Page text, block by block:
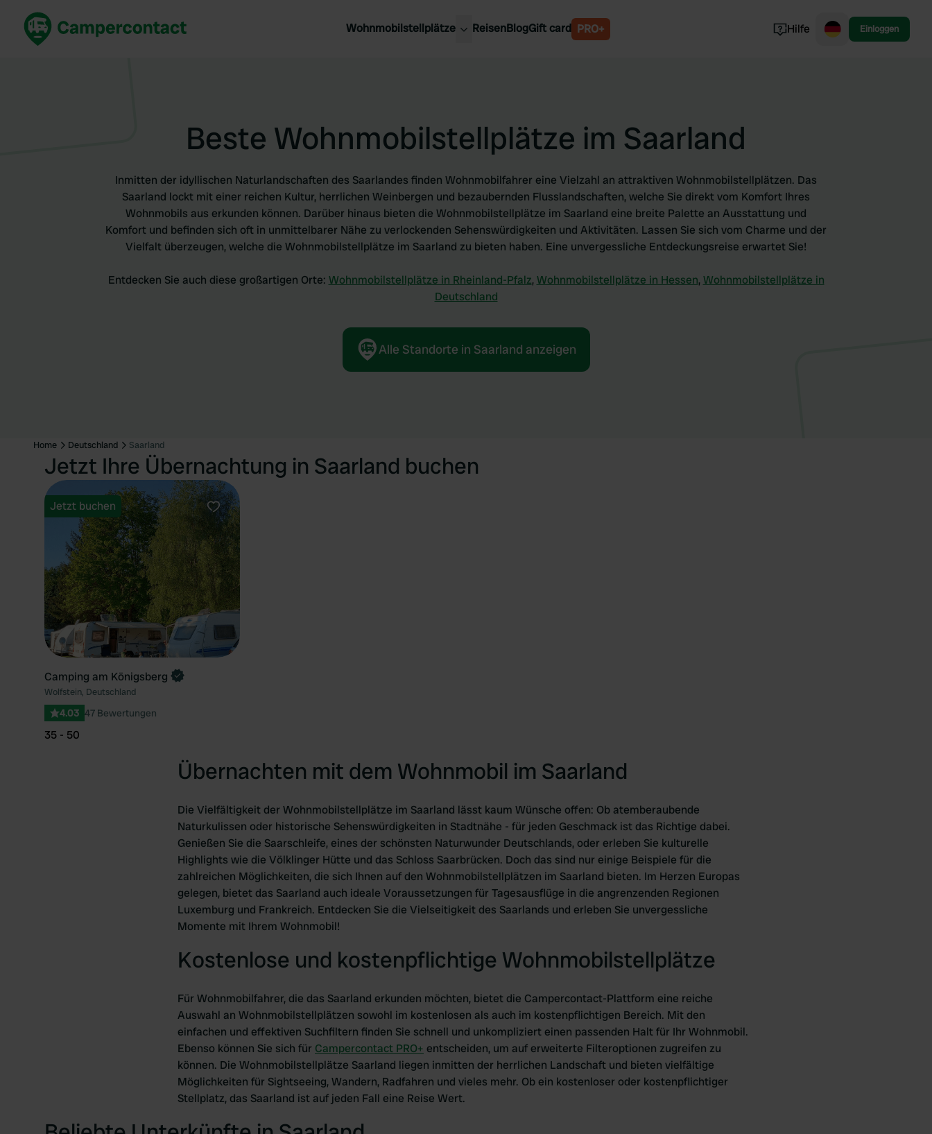
Wohnmobilstellplätze
Sicher buchen
Alle ansehen...
Frankreich
Italien
Spanien
Schweden
ReisenBlogGift card PRO+ Hilfe Einloggen
Beste Wohnmobilstellplätze im Saarland
Inmitten der idyllischen Naturlandschaften des Saarlandes finden Wohnmobilfahrer eine Vielzahl an attraktiven Wohnmobilstellplätzen. Das
Saarland lockt mit einer reichen Kultur, herrlichen Weinbergen und bezaubernden Flusslandschaften, welche Sie direkt vom Komfort Ihres
Wohnmobils aus erkunden können. Darüber hinaus bieten die Wohnmobilstellplätze im Saarland eine breite Palette an Ausstattung und
Komfort und befinden sich oft in unmittelbarer Nähe zu verlockenden Sehenswürdigkeiten und Aktivitäten. Lassen Sie sich vom Charme und der
Vielfalt überzeugen, welche die Wohnmobilstellplätze im Saarland zu bieten haben. Eine unvergessliche Entdeckungsreise erwartet Sie!
Entdecken Sie auch diese großartigen Orte: Wohnmobilstellplätze in Rheinland-Pfalz, Wohnmobilstellplätze in Hessen, Wohnmobilstellplätze in
Deutschland
Alle Standorte in Saarland anzeigen
Home Deutschland Saarland
Jetzt Ihre Übernachtung in Saarland buchen
Favorit
Jetzt buchen
Camping am Königsberg
Wolfstein, Deutschland
4.03 47 Bewertungen
35 - 50
Übernachten mit dem Wohnmobil im Saarland
Die Vielfältigkeit der Wohnmobilstellplätze im Saarland lässt kaum Wünsche offen: Ob atemberaubende
Naturkulissen oder historische Sehenswürdigkeiten in Stadtnähe - für jeden Geschmack ist das Richtige dabei.
Genießen Sie die Saarschleife, eines der schönsten Naturwunder Deutschlands, oder erleben Sie kulturelle
Highlights wie die Völklinger Hütte und das Schloss Saarbrücken. Doch das sind nur einige Beispiele für die
zahlreichen Möglichkeiten, die sich Ihnen auf den Wohnmobilstellplätzen im Saarland bieten. Im Herzen Europas
gelegen, bietet das Saarland auch ideale Voraussetzungen für Tagesausflüge in die angrenzenden Regionen
Luxemburg und Frankreich. Entdecken Sie die Vielseitigkeit des Saarlands und erleben Sie unvergessliche
Momente mit Ihrem Wohnmobil!
Kostenlose und kostenpflichtige Wohnmobilstellplätze
Für Wohnmobilfahrer, die das Saarland erkunden möchten, bietet die Campercontact-Plattform eine reiche
Auswahl an Wohnmobilstellplätzen sowohl im kostenlosen als auch im kostenpflichtigen Bereich. Mit den
einfachen und effektiven Suchfiltern finden Sie schnell und unkompliziert einen passenden Halt für Ihr Wohnmobil.
Ebenso können Sie sich für Campercontact PRO+ entscheiden, um auf erweiterte Filteroptionen zugreifen zu
können. Die Wohnmobilstellplätze Saarland liegen inmitten der herrlichen Landschaft und bieten vielfältige
Möglichkeiten für Sightseeing, Wandern, Radfahren und vieles mehr. Ob ein kostenloser oder kostenpflichtiger
Stellplatz, das Saarland ist auf jeden Fall eine Reise Wert.